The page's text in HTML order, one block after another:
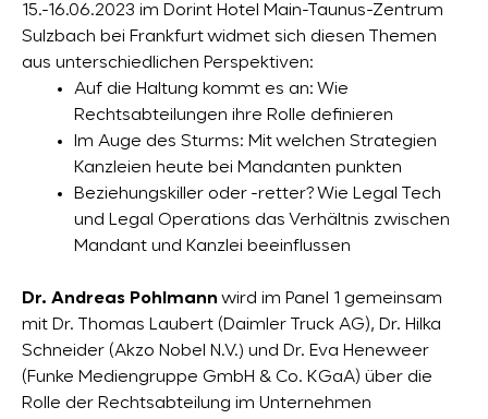
15.-16.06.2023 im Dorint Hotel Main-Taunus-Zentrum
Sulzbach bei Frankfurt widmet sich diesen Themen
aus unterschiedlichen Perspektiven:
Auf die Haltung kommt es an: Wie
Rechtsabteilungen ihre Rolle definieren
Im Auge des Sturms: Mit welchen Strategien
Kanzleien heute bei Mandanten punkten
Beziehungskiller oder -retter? Wie Legal Tech
und Legal Operations das Verhältnis zwischen
Mandant und Kanzlei beeinflussen
Dr. Andreas Pohlmann wird im Panel 1 gemeinsam
mit Dr. Thomas Laubert (Daimler Truck AG), Dr. Hilka
Schneider (Akzo Nobel N.V.) und Dr. Eva Heneweer
(Funke Mediengruppe GmbH & Co. KGaA) über die
Rolle der Rechtsabteilung im Unternehmen